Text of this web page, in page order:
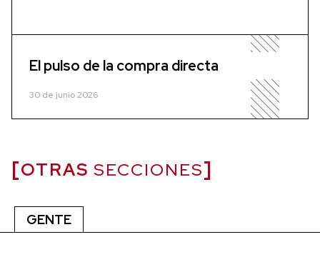
El pulso de la compra directa
30 de junio 2026
OTRAS SECCIONES
GENTE